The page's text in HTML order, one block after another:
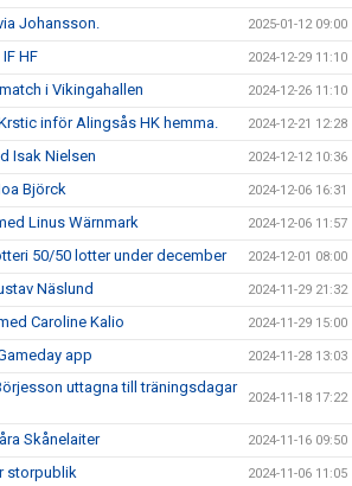
Johansson. 2025-01-12 09:00
HF 2024-12-29 11:10
i Vikingahallen 2024-12-26 11:10
inför Alingsås HK hemma. 2024-12-21 12:28
Isak Nielsen 2024-12-12 10:36
Björck 2024-12-06 16:31
Linus Wärnmark 2024-12-06 11:57
50/50 lotter under december 2024-12-01 08:00
Näslund 2024-11-29 21:32
Caroline Kalio 2024-11-29 15:00
app 2024-11-28 13:03
uttagna till träningsdagar
2024-11-18 17:22
Skånelaiter 2024-11-16 09:50
storpublik 2024-11-06 11:05